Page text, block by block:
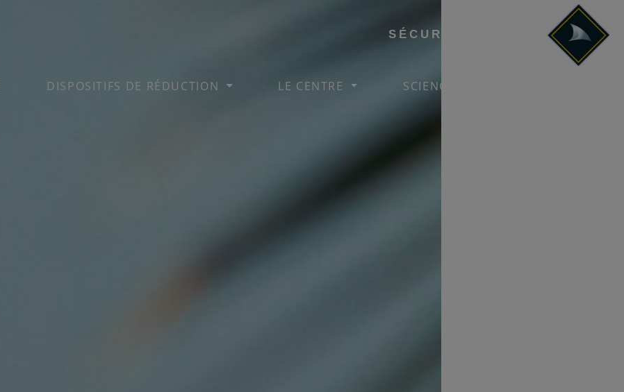
SÉCURITÉ REQUIN
DISPOSITIFS DE RÉDUCTION LE CENTRE SCIENCES